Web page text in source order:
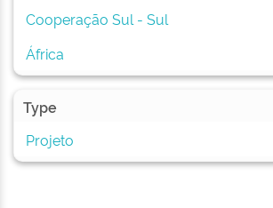
Cooperação Sul - Sul
África
Type
Projeto